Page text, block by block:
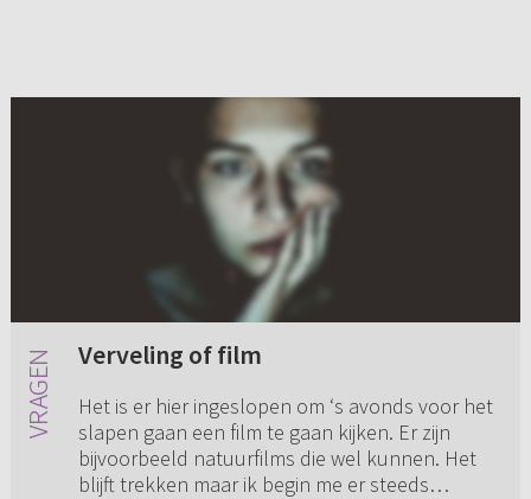
Verveling of film
Het is er hier ingeslopen om ‘s avonds voor het
slapen gaan een film te gaan kijken. Er zijn
bijvoorbeeld natuurfilms die wel kunnen. Het
blijft trekken maar ik begin me er steeds